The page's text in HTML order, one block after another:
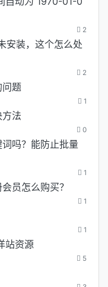
2
安装，这个怎么处
2
问题
1
法
0
吗？能防止批量
1
员怎么购买？
1
1
站资源
5